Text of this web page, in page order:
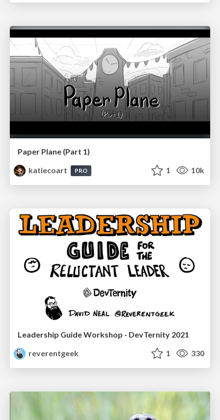
Paper Plane (Part 1)
katiecoart
PRO 1 10k
Leadership Guide Workshop - DevTernity 2021
reverentgeek
1 330